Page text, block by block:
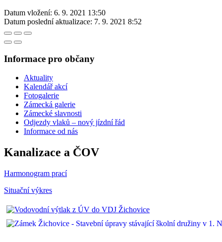
Datum vložení: 6. 9. 2021 13:50
Datum poslední aktualizace: 7. 9. 2021 8:52
Informace pro občany
Aktuality
Kalendář akcí
Fotogalerie
Zámecká galerie
Zámecké slavnosti
Odjezdy vlaků – nový jízdní řád
Informace od nás
Kanalizace a ČOV
Harmonogram prací
Situační výkres